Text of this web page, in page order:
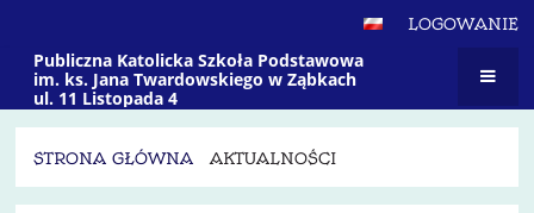
LOGOWANIE
Publiczna Katolicka Szkoła Podstawowa
im. ks. Jana Twardowskiego w Ząbkach
ul. 11 Listopada 4
STRONA GŁÓWNA AKTUALNOŚCI